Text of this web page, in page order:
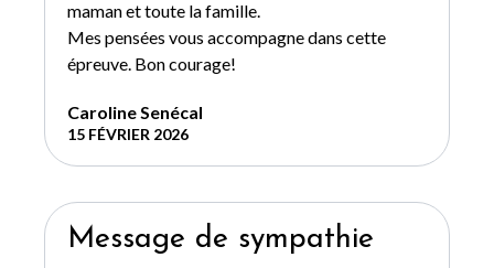
maman et toute la famille.
Mes pensées vous accompagne dans cette
épreuve. Bon courage!
Caroline Senécal
15 FÉVRIER 2026
Message de sympathie